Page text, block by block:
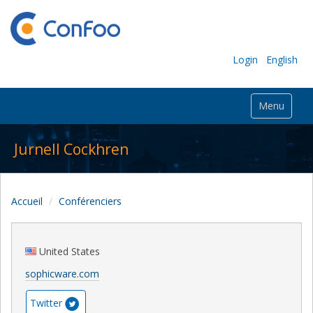
Login English
Menu
Jurnell Cockhren
Accueil Conférenciers
United States
sophicware.com
Twitter